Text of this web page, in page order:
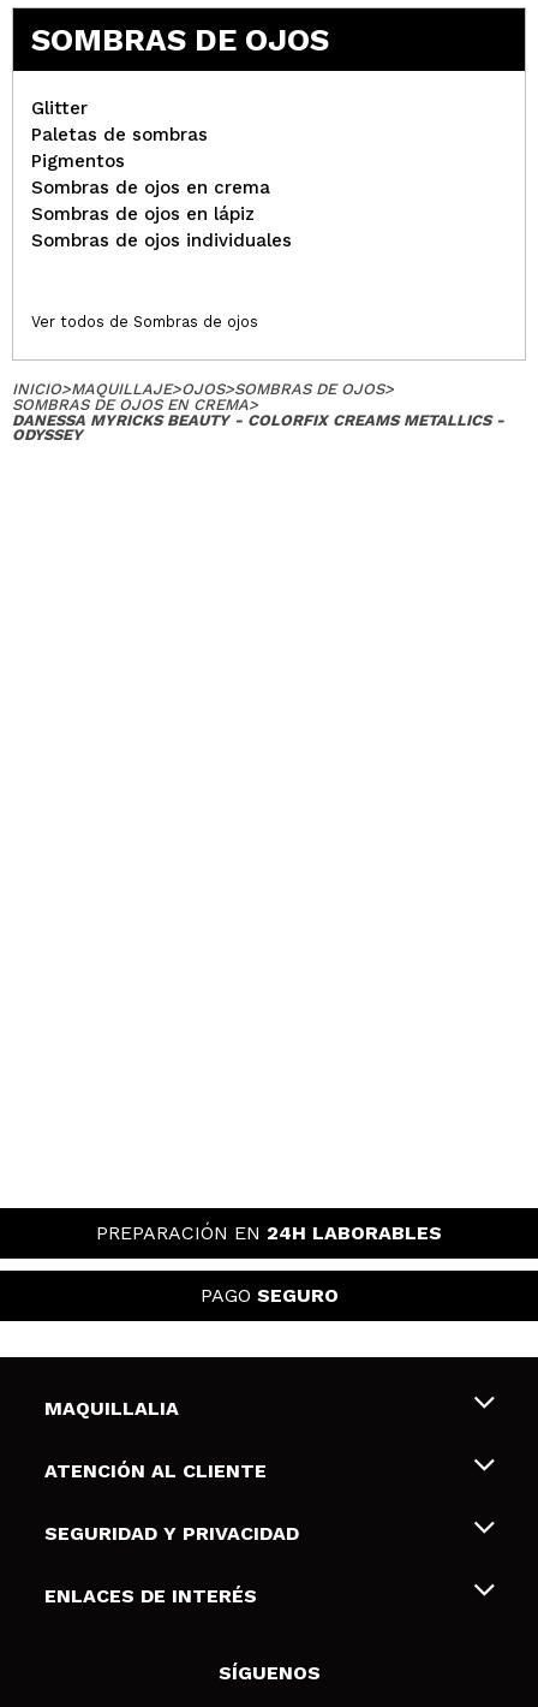
SOMBRAS DE OJOS
Glitter
Paletas de sombras
Pigmentos
Sombras de ojos en crema
Sombras de ojos en lápiz
Sombras de ojos individuales
Ver todos de Sombras de ojos
INICIO>MAQUILLAJE>OJOS>SOMBRAS DE OJOS>
SOMBRAS DE OJOS EN CREMA>
DANESSA MYRICKS BEAUTY - COLORFIX CREAMS METALLICS -
ODYSSEY
PREPARACIÓN EN 24H LABORABLES
PAGO SEGURO
MAQUILLALIA
Sobre nosotros
Tarjetas de Regalo
ATENCIÓN AL CLIENTE
Envíos y devoluciones
Formas de pago
SEGURIDAD Y PRIVACIDAD
Terminos y condiciones de uso
Política de cookies
ENLACES DE INTERÉS
SÍGUENOS